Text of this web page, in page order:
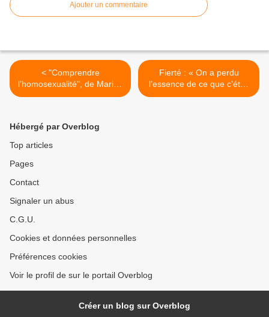
Ajouter un commentaire
< "Comprendre
l’homosexualité", de Marina
Castaneda
Fierté : « On a perdu
l’essence de ce que c’était
au début » – Mathieu
Hébergé par Overblog
Top articles
Pages
Contact
Signaler un abus
C.G.U.
Cookies et données personnelles
Préférences cookies
Voir le profil de sur le portail Overblog
Créer un blog sur Overblog